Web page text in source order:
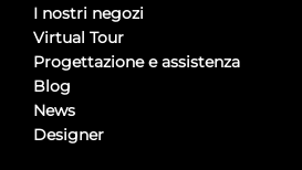
I nostri negozi
Virtual Tour
Progettazione e assistenza
Blog
News
Designer